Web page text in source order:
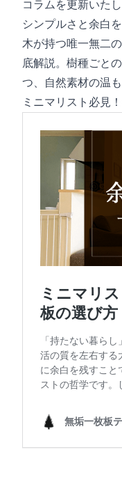
コラムを更新いたし
シンプルさと余白
木が持つ唯一無二
底解説。樹種ごと
つ、自然素材の温
ミニマリスト必見